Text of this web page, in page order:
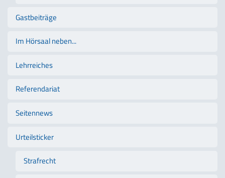
Gastbeiträge
Im Hörsaal neben...
Lehrreiches
Referendariat
Seitennews
Urteilsticker
Strafrecht